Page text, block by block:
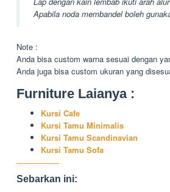
Apabila noda membandel boleh
Note :
Anda bisa custom warna sesuai dengan
Anda juga bisa custom ukuran yang
Furniture Laianya :
Kursi Cafe
Kursi Tamu Minimalis
Kursi Tamu Scandinavian
Kursi Tamu Sofa
Sebarkan ini: